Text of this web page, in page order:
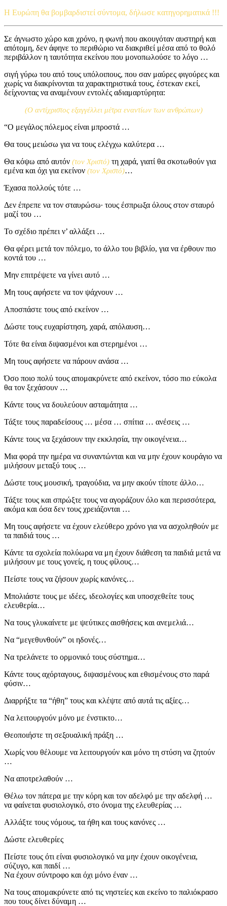
Η Ευρώπη θα βομβαρδιστεί σύντομα, δήλωσε κατηγορηματικά !!!
Σε άγνωστο χώρο και χρόνο, η φωνή που ακουγόταν αυστηρή και
απότομη, δεν άφηνε το περιθώριο να διακριθεί μέσα από το θολό
περιβάλλον η ταυτότητα εκείνου που μονοπωλούσε το λόγο …
σιγή γύρω του από τους υπόλοιπους, που σαν μαύρες φιγούρες και
χωρίς να διακρίνονται τα χαρακτηριστικά τους, έστεκαν εκεί,
δείχνοντας να αναμένουν εντολές αδιαμαρτύρητα:
(Ο αντίχριστος εξαγγέλλει μέτρα εναντίων των ανθρώπων)
“Ο μεγάλος πόλεμος είναι μπροστά …
Θα τους μειώσω για να τους ελέγχω καλύτερα …
Θα κόψω από αυτόν (τον Χριστό) τη χαρά, γιατί θα σκοτωθούν για
εμένα και όχι για εκείνον (τον Χριστό)…
Έχασα πολλούς τότε …
Δεν έπρεπε να τον σταυρώσω· τους έσπρωξα όλους στον σταυρό
μαζί του …
Το σχέδιο πρέπει ν’ αλλάξει …
Θα φέρει μετά τον πόλεμο, το άλλο του βιβλίο, για να έρθουν πιο
κοντά του …
Μην επιτρέψετε να γίνει αυτό …
Μη τους αφήσετε να τον ψάχνουν …
Αποσπάστε τους από εκείνον …
Δώστε τους ευχαρίστηση, χαρά, απόλαυση…
Τότε θα είναι διψασμένοι και στερημένοι …
Μη τους αφήσετε να πάρουν ανάσα …
Όσο ποιο πολύ τους απομακρύνετε από εκείνον, τόσο πιο εύκολα
θα τον ξεχάσουν …
Κάντε τους να δουλεύουν ασταμάτητα …
Τάξτε τους παραδείσους … μέσα … σπίτια … ανέσεις …
Κάντε τους να ξεχάσουν την εκκλησία, την οικογένεια…
Μια φορά την ημέρα να συναντώνται και να μην έχουν κουράγιο να
μιλήσουν μεταξύ τους …
Δώστε τους μουσική, τραγούδια, να μην ακούν τίποτε άλλο…
Τάξτε τους και σπρώξτε τους να αγοράζουν όλο και περισσότερα,
ακόμα και όσα δεν τους χρειάζονται …
Μη τους αφήσετε να έχουν ελεύθερο χρόνο για να ασχοληθούν με
τα παιδιά τους …
Κάντε τα σχολεία πολύωρα να μη έχουν διάθεση τα παιδιά μετά να
μιλήσουν με τους γονείς, η τους φίλους…
Πείστε τους να ζήσουν χωρίς κανόνες…
Μπολιάστε τους με ιδέες, ιδεολογίες και υποσχεθείτε τους
ελευθερία…
Να τους γλυκαίνετε με ψεύτικες αισθήσεις και ανεμελιά…
Να “μεγεθυνθούν” οι ηδονές…
Να τρελάνετε το ορμονικό τους σύστημα…
Κάντε τους αχόρταγους, διψασμένους και εθισμένους στο παρά
φύσιν…
Διαρρήξτε τα “ήθη” τους και κλέψτε από αυτά τις αξίες…
Να λειτουργούν μόνο με ένστικτο…
Θεοποιήστε τη σεξουαλική πράξη …
Χωρίς νου θέλουμε να λειτουργούν και μόνο τη στύση να ζητούν
…
Να αποτρελαθούν …
Θέλω τον πάτερα με την κόρη και τον αδελφό με την αδελφή …
να φαίνεται φυσιολογικό, στο όνομα της ελευθερίας …
Αλλάξτε τους νόμους, τα ήθη και τους κανόνες …
Δώστε ελευθερίες
Πείστε τους ότι είναι φυσιολογικό να μην έχουν οικογένεια,
σύζυγο, και παιδί …
Να έχουν σύντροφο και όχι μόνο έναν …
Να τους απομακρύνετε από τις νηστείες και εκείνο το παλιόκρασο
που τους δίνει δύναμη …